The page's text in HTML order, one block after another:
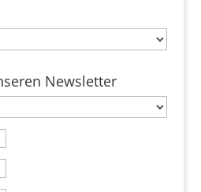
Newsletter